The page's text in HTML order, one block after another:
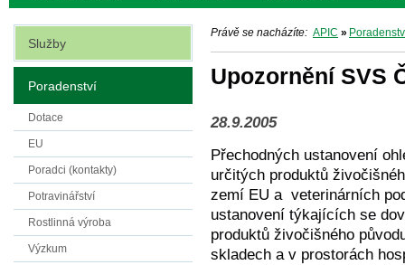
Právě se nacházíte: APIC »
Upozornění SVS
28.9.2005
Přechodných ustanovení
určitých produktů
zemí EU a veterinárních
ustanovení týkajících se
produktů živočišného
skladech a v prostorách
Služby
Poradenství
Dotace
EU
Poradci (kontakty)
Potravinářství
Rostlinná výroba
Výzkum